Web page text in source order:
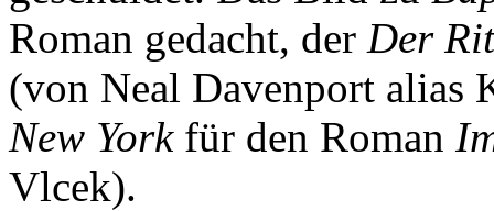
Roman gedacht, der Der
(von Neal Davenport
New Yorkfür den Roman
Vlcek).